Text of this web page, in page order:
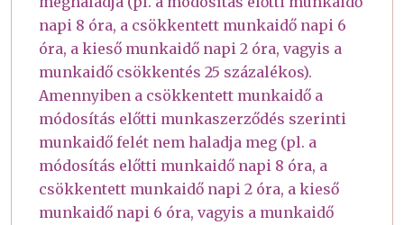
napi 8 óra, a csökkentett munkaidő napi 6
óra, a kieső munkaidő napi 2 óra, vagyis a
munkaidő csökkentés 25 százalékos).
Amennyiben a csökkentett munkaidő a
módosítás előtti munkaszerződés szerinti
munkaidő felét nem haladja meg (pl. a
módosítás előtti munkaidő napi 8 óra, a
csökkentett munkaidő napi 2 óra, a kieső
munkaidő napi 6 óra, vagyis a munkaidő